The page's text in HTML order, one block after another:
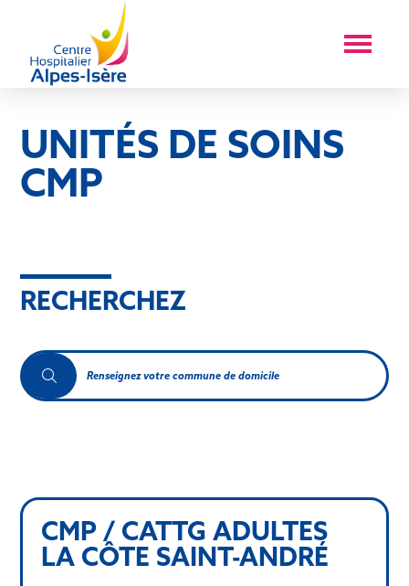
UNITÉS DE SOINS
CMP
RECHERCHEZ
CMP / CATTG ADULTES
LA CÔTE SAINT-ANDRÉ